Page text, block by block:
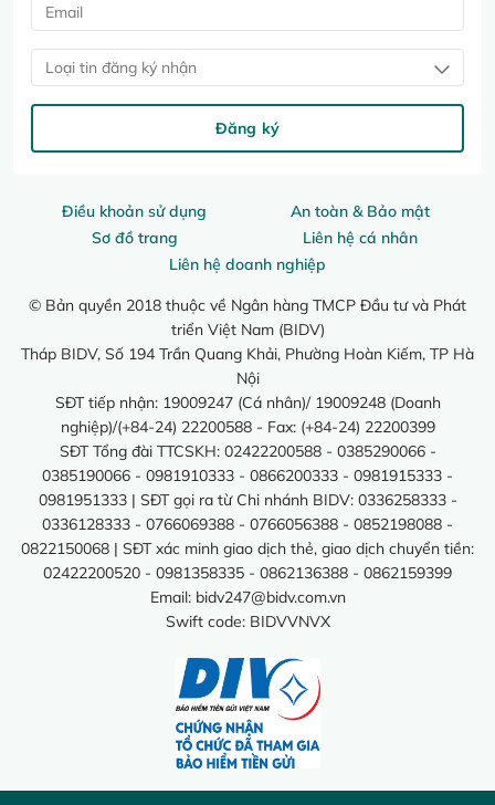
Điều khoản sử dụng
An toàn & Bảo mật
Sơ đồ trang
Liên hệ cá nhân
Liên hệ doanh nghiệp
© Bản quyền 2018 thuộc về Ngân hàng TMCP Đầu tư và Phát
triển Việt Nam (BIDV)
Tháp BIDV, Số 194 Trần Quang Khải, Phường Hoàn Kiếm, TP Hà
Nội
SĐT tiếp nhận: 19009247 (Cá nhân)/ 19009248 (Doanh
nghiệp)/(+84-24) 22200588 - Fax: (+84-24) 22200399
SĐT Tổng đài TTCSKH: 02422200588 - 0385290066 -
0385190066 - 0981910333 - 0866200333 - 0981915333 -
0981951333 | SĐT gọi ra từ Chi nhánh BIDV: 0336258333 -
0336128333 - 0766069388 - 0766056388 - 0852198088 -
0822150068 | SĐT xác minh giao dịch thẻ, giao dịch chuyển tiền:
02422200520 - 0981358335 - 0862136388 - 0862159399
Email: bidv247@bidv.com.vn
Swift code: BIDVVNVX
Loại tin đăng ký nhận
Đăng ký